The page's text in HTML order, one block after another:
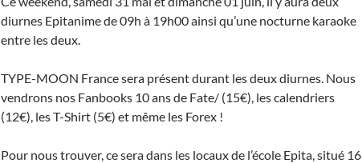
diurnes Epitanime de 09h à 19h00 ainsi qu’une nocturne karaoke
entre les deux.
TYPE-MOON France sera présent durant les deux diurnes. Nous
vendrons nos Fanbooks 10 ans de Fate/ (15€), les calendriers
(12€), les T-Shirt (5€) et même les Forex !
Pour nous trouver, ce sera dans les locaux de l’école Epita, situé 16